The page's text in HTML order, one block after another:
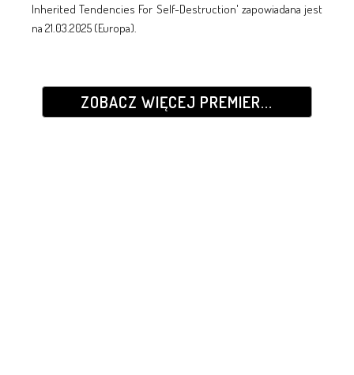
Inherited Tendencies For Self-Destruction' zapowiadana jest
na 21.03.2025 (Europa).
ZOBACZ WIĘCEJ PREMIER...